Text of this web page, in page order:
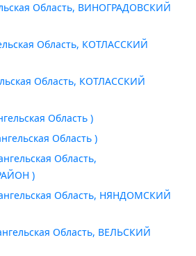
Область, ВИНОГРАДОВСКИЙ
Область, КОТЛАССКИЙ
Область, КОТЛАССКИЙ
Область )
Область )
Область,
)
Область, НЯНДОМСКИЙ
Область, ВЕЛЬСКИЙ